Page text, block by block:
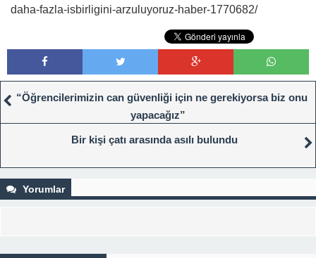
daha-fazla-isbirligini-arzuluyoruz-haber-1770682/
“Öğrencilerimizin can güvenliği için ne gerekiyorsa biz onu
yapacağız”
Bir kişi çatı arasında asılı bulundu
Yorumlar